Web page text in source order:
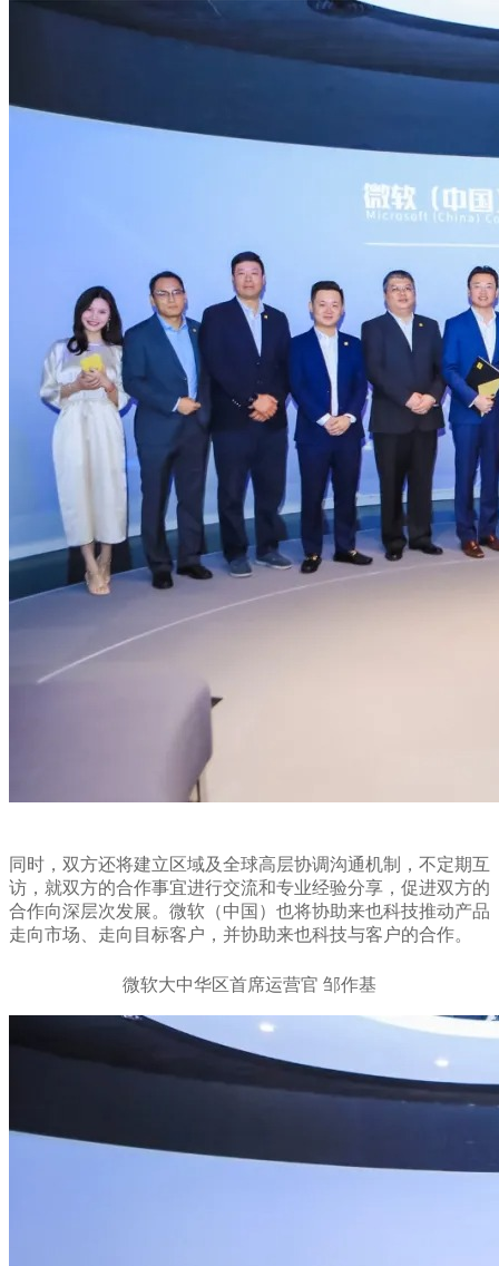
同时，双方还将建立区域及全球高层协调沟通机制，不定期互
访，就双方的合作事宜进行交流和专业经验分享，促进双方的
合作向深层次发展。微软（中国）也将协助来也科技推动产品
走向市场、走向目标客户，并协助来也科技与客户的合作。
微软大中华区首席运营官 邹作基